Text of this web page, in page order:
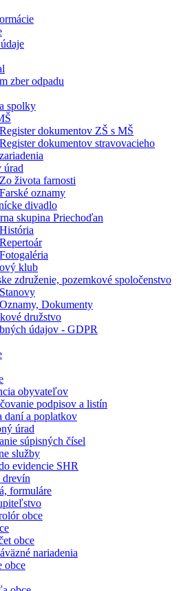
zber odpadu
spolky
Register dokumentov ZŠ s MŠ
Register dokumentov stravovacieho
zariadenia
úrad
Zo života farnosti
Farské oznamy
divadlo
skupina Priechoďan
História
Repertoár
Fotogaléria
klub
združenie, pozemkové spoločenstvo
Stanovy
Oznamy, Dokumenty
družstvo
údajov - GDPR
obyvateľov
podpisov a listín
daní a poplatkov
úrad
súpisných čísel
služby
evidencie SHR
formuláre
obce
obce
nariadenia
obce